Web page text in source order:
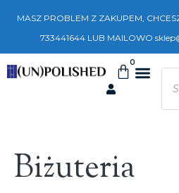
MASZ PROBLEM Z ZAKUPEM,
733441644 LUB MAILOWO
0
Biżuteria